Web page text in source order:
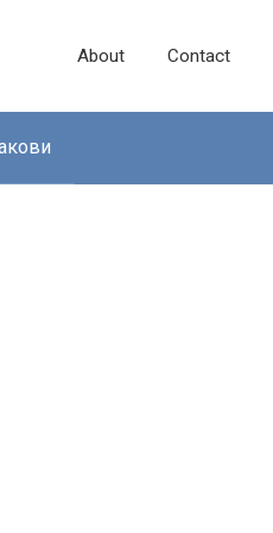
About Contact